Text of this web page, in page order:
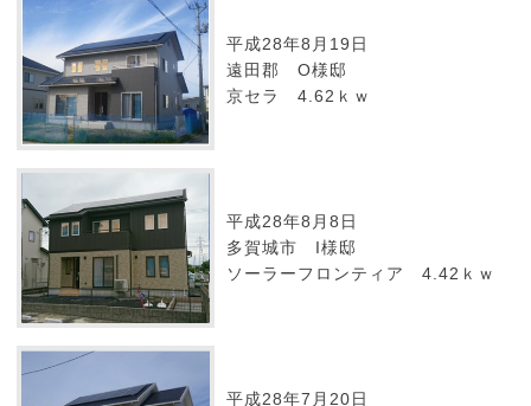
平成28年8月19日
遠田郡 O様邸
京セラ 4.62ｋｗ
平成28年8月8日
多賀城市 I様邸
ソーラーフロンティア 4.42ｋｗ
平成28年7月20日